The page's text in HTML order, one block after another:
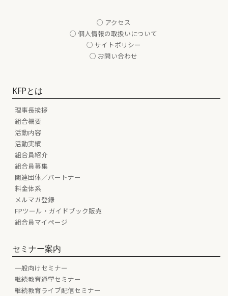
○ アクセス
○ 個人情報の取扱いについて
○ サイトポリシー
○ お問い合わせ
KFPとは
理事長挨拶
組合概要
活動内容
活動実績
組合員紹介
組合員募集
関連団体／パートナー
料金体系
メルマガ登録
FPツール・ガイドブック販売
組合員マイページ
セミナー案内
一般向けセミナー
継続教育通学セミナー
継続教育ライブ配信セミナー